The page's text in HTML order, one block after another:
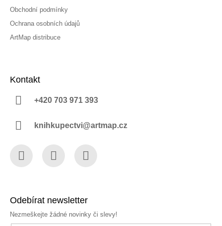
Obchodní podmínky
Ochrana osobních údajů
ArtMap distribuce
Kontakt
+420 703 971 393
knihkupectvi@artmap.cz
Odebírat newsletter
Nezmeškejte žádné novinky či slevy!